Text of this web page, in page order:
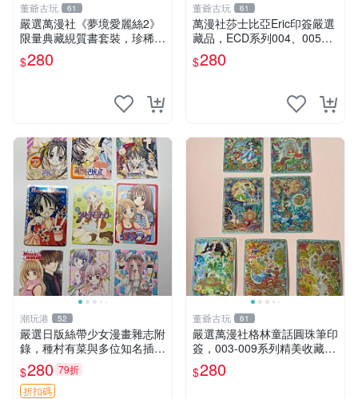
董爺古玩 61
嚴選萬漫社《夢境愛麗絲2》
限量典藏絸質書套裝，珍稀無
人翻閱原裝印刷 夢境愛麗絲
網拍 漫畫
$280
董爺古玩 61
萬漫社莎士比亞Eric印簽嚴選
藏品，ECD系列004、005、
008版，珍稀狀態推薦收藏 莎
士比亞 Eric印簽 ECD 004 00
$280
潮玩港 52
嚴選日版絲帶少女漫畫雜志附
錄，種村有菜與多位知名插畫
家作品合集 漫畫、插畫、少
女漫畫
$280 79折
折扣碼
董爺古玩 61
嚴選萬漫社格林童話圓珠筆印
簽，003-009系列精美收藏
張，限量特供。 格林童話 圓
珠筆印簽 收藏品
$280